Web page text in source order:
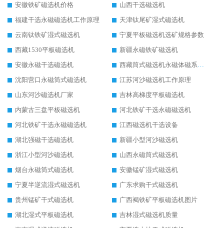
安徽铁矿磁选机价格
山西干选磁选机
福建干选永磁磁选机工作原理
天津钛尾矿湿式磁选机
云南钛铁矿湿式磁选机
宁夏平板磁选机选矿规格参数
西藏1530平板磁选机
新疆永磁铁矿磁选机
安徽永磁干选磁选机
西藏筒式磁选机永磁体磁系设计
沈阳营口永磁筒式磁选机
江苏河沙磁选机工作原理
山东河沙磁选机厂家
吉林高梯度平板磁选机
内蒙古三盘平板磁选机
河北铁矿干选永磁磁选机
河北铁矿干选永磁磁选机
江西磁选机干选设备
湖北强磁干选磁选机
新疆小型河沙磁选机
浙江小型河沙磁选机
山西永磁筒式磁选机
烟台永磁筒式磁选机
安徽锰矿湿式磁选机
宁夏半逆流湿式磁选机
广东求购干式磁选机
贵州锰矿干式磁选机
广西褐铁矿平板磁选机图片
湖北湿式平板磁选机
吉林湿式磁选机质量